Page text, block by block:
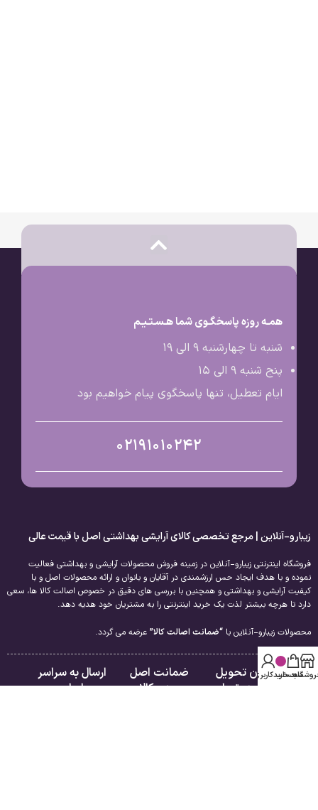
همـه روزه پاسخگـوی شما هـسـتـیـم
شنبه تا چهارشنبه 9 الی ۱۹
پنج شنبه 9 الی ۱۵
ایام تعطیل، تنها پاسخگوی پیام خواهیم بود
02191010242
زیبارو-آنلاین | مرجع تخصصی کالای آرایشی بهداشتی اصل با قیمت عالی
فروشگاه اینترنتی زیبارو-آنلاین در زمینه فروش محصولات آرایشی و بهداشتی فعالیت
نموده و با هدف ایجاد حس ارزشمندی در آقایان و بانوان و ارائه محصولات اصل و با
کیفیت آرایشی و بهداشتی و همچنین با بررسی های دقیق در خصوص اصالت کالا ها، سعی
دارد تا هرچه بیشتر لذت یک خرید اینترنتی را به مشتریان خود هدیه دهد.
محصولات زیبارو-آنلاین با “ضمانت اصالت کالا” عرضه می گردد.
امکان تحویل
فوری در تهران
ضمانت اصل
بودن کالا
ارسال به سراسر
ایران
سبد خرید
حساب کاربری من